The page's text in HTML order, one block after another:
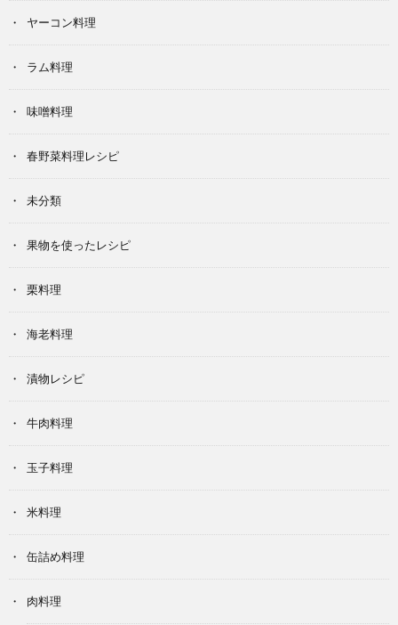
ヤーコン料理
ラム料理
味噌料理
春野菜料理レシピ
未分類
果物を使ったレシピ
栗料理
海老料理
漬物レシピ
牛肉料理
玉子料理
米料理
缶詰め料理
肉料理